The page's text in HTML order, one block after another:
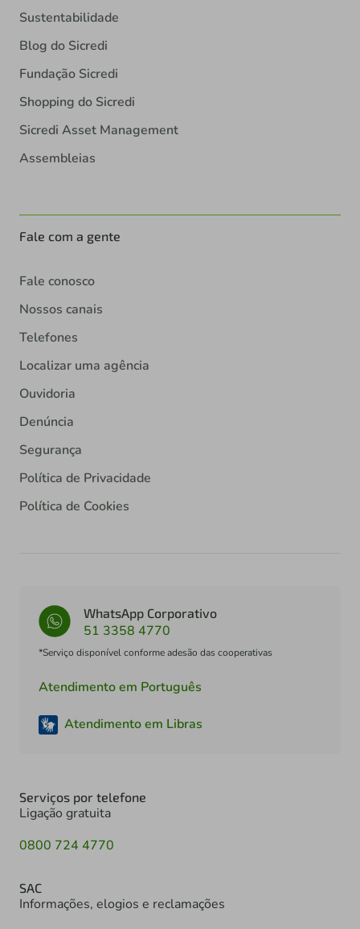
Sustentabilidade
Blog do Sicredi
Fundação Sicredi
Shopping do Sicredi
Sicredi Asset Management
Assembleias
Fale com a gente
Fale conosco
Nossos canais
Telefones
Localizar uma agência
Ouvidoria
Denúncia
Segurança
Política de Privacidade
Política de Cookies
WhatsApp Corporativo
51 3358 4770
*Serviço disponível conforme adesão das cooperativas
Atendimento em Português
Atendimento em Libras
Serviços por telefone
Ligação gratuita
0800 724 4770
SAC
Informações, elogios e reclamações